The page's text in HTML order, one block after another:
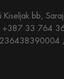
Kiseljak bb,
33 764